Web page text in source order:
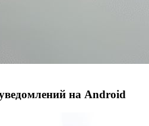
на Android